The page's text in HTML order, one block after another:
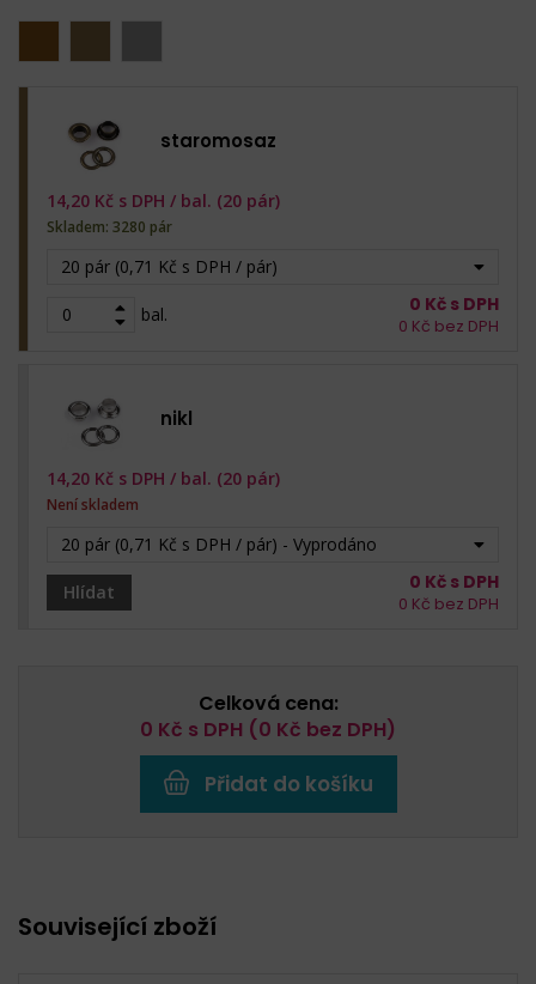
staromosaz
20 pár (0,71 Kč s DPH / pár)
bal.
14,20 Kč s DPH / bal. (20 pár)
Skladem: 3280 pár
0 Kč s DPH
0 Kč bez DPH
nikl
20 pár (0,71 Kč s DPH / pár) - Vyprodáno
Hlídat
14,20 Kč s DPH / bal. (20 pár)
Není skladem
0 Kč s DPH
0 Kč bez DPH
Celková cena:
0 Kč s DPH (0 Kč bez DPH)
Přidat do košíku
Související zboží